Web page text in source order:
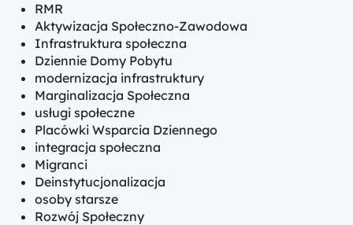
RMR
Aktywizacja Społeczno-Zawodowa
Infrastruktura społeczna
Dziennie Domy Pobytu
modernizacja infrastruktury
Marginalizacja Społeczna
usługi społeczne
Placówki Wsparcia Dziennego
integracja społeczna
Migranci
Deinstytucjonalizacja
osoby starsze
Rozwój Społeczny